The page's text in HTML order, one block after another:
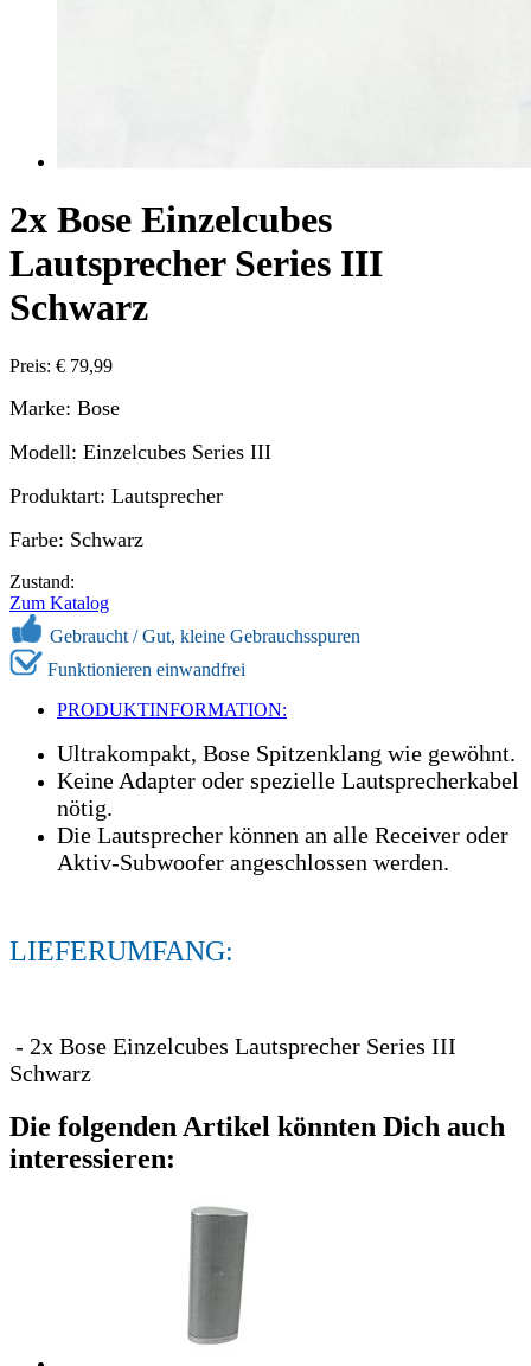
2x Bose Einzelcubes
Lautsprecher Series III
Schwarz
Preis: € 79,99
Marke: Bose
Modell: Einzelcubes Series III
Produktart: Lautsprecher
Farbe: Schwarz
Zustand:
Zum Katalog
Gebraucht / Gut, kleine Gebrauchsspuren
Funktionieren einwandfrei
PRODUKTINFORMATION:
Ultrakompakt, Bose Spitzenklang wie gewöhnt.
Keine Adapter oder spezielle Lautsprecherkabel
nötig.
Die Lautsprecher können an alle Receiver oder
Aktiv-Subwoofer angeschlossen werden.
LIEFERUMFANG:
- 2x Bose Einzelcubes Lautsprecher Series III
Schwarz
Die folgenden Artikel könnten Dich auch
interessieren: